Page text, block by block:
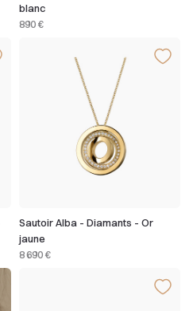
blanc
890 €
Sautoir Alba - Diamants - Or
jaune
8 690 €